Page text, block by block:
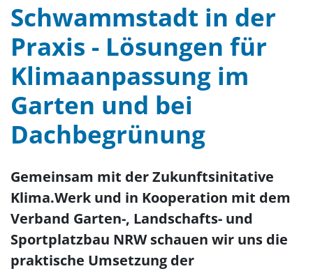
Schwammstadt in der
Praxis - Lösungen für
Klimaanpassung im
Garten und bei
Dachbegrünung
Gemeinsam mit der Zukunftsinitative
Klima.Werk und in Kooperation mit dem
Verband Garten-, Landschafts- und
Sportplatzbau NRW schauen wir uns die
praktische Umsetzung der